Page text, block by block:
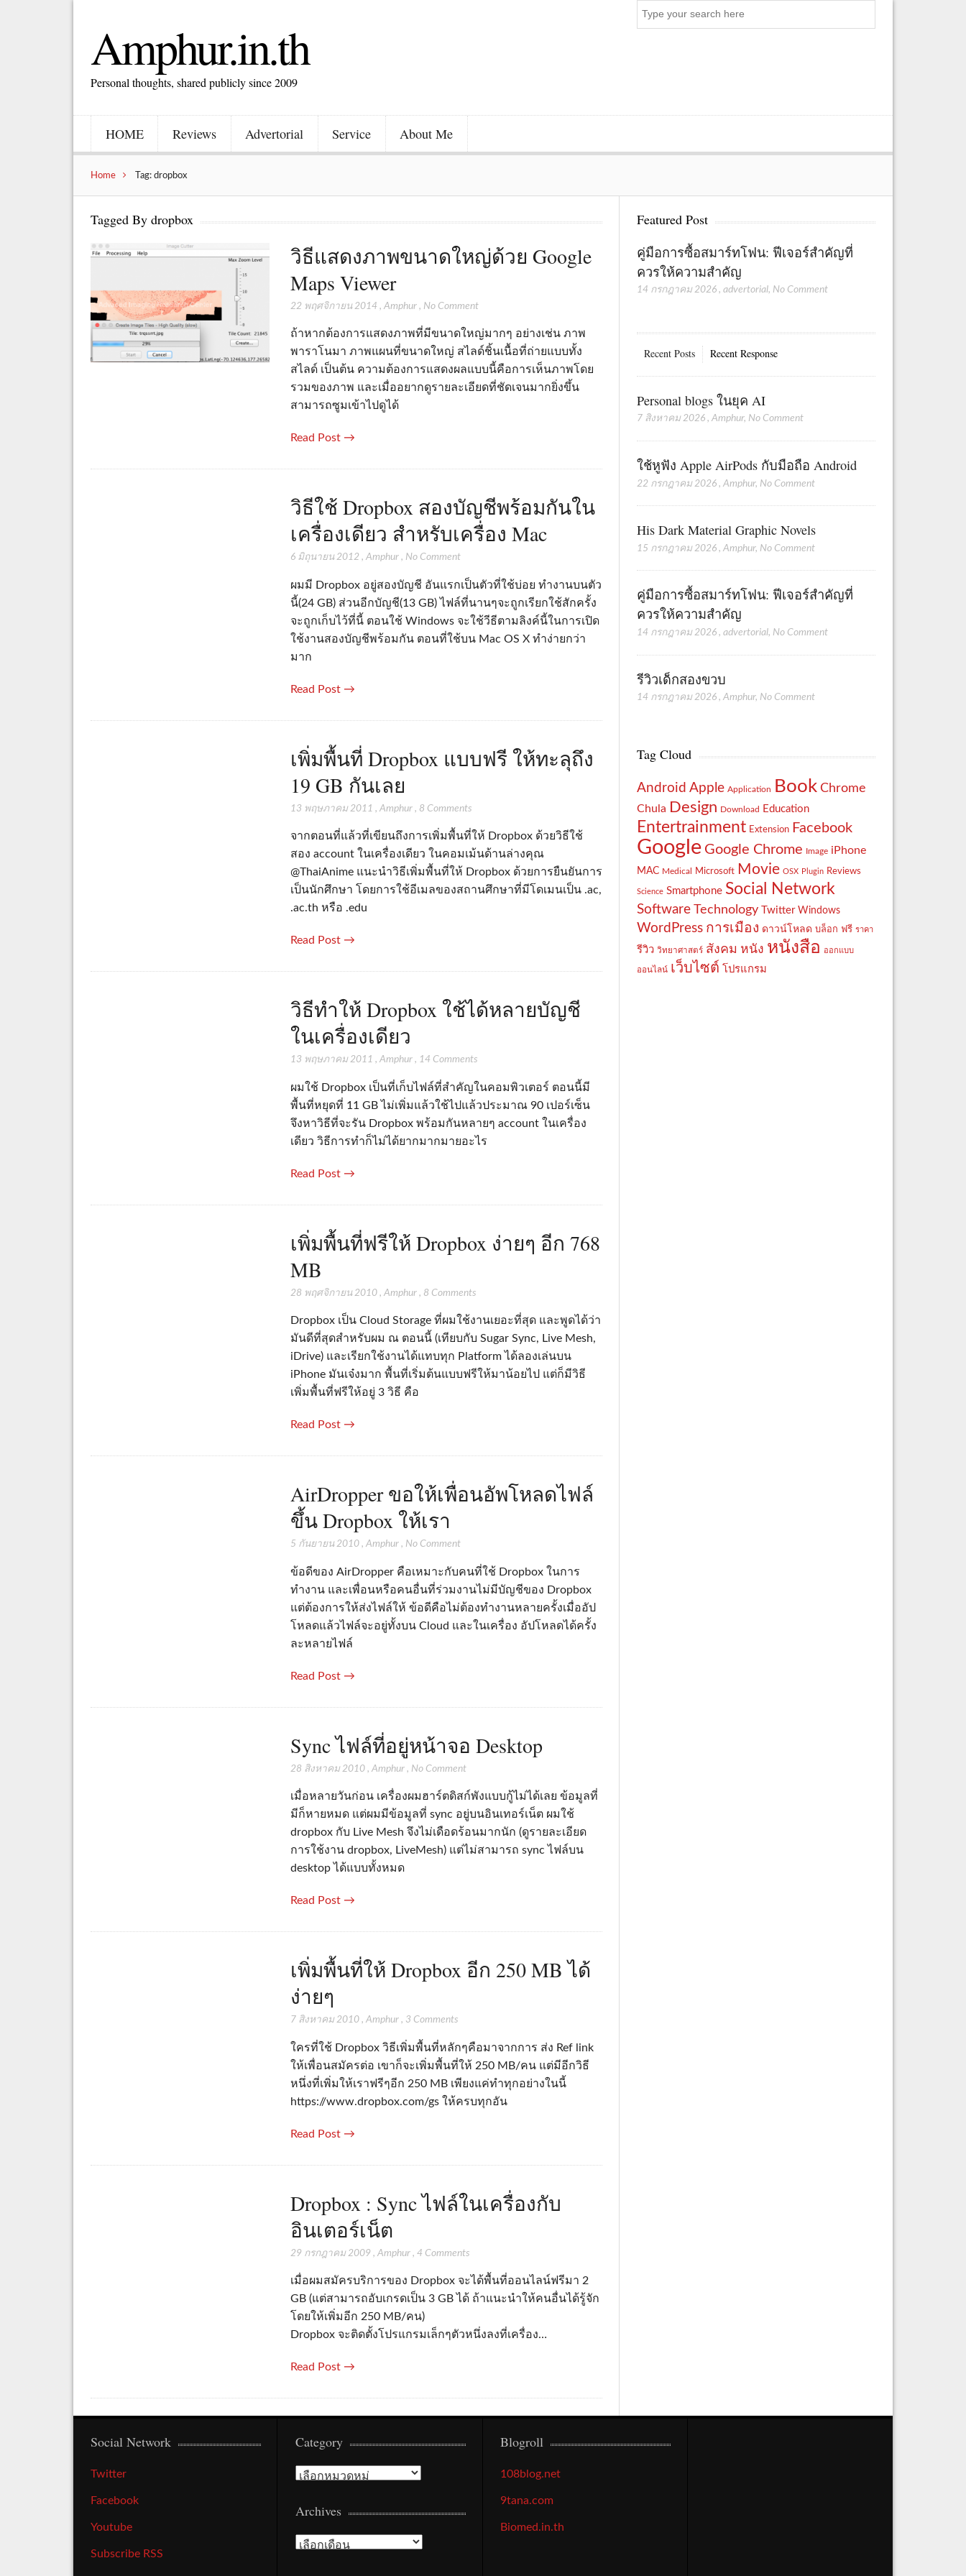
Amphur.in.th
Personal thoughts, shared publicly since 2009
HOME Reviews Advertorial Service About Me
Home Tag: dropbox
Tagged By dropbox
วิธีแสดงภาพขนาดใหญ่ด้วย Google
Maps Viewer
22 พฤศจิกายน 2014 , Amphur, No Comment
ถ้าหากต้องการแสดงภาพที่มีขนาดใหญ่มากๆ อย่างเช่น ภาพ
พาราโนมา ภาพแผนที่ขนาดใหญ่ สไลด์ชิ้นเนื้อที่ถ่ายแบบทั้ง
สไลด์ เป็นต้น ความต้องการแสดงผลแบบนี้คือการเห็นภาพโดย
รวมของภาพ และเมื่ออยากดูรายละเอียดที่ชัดเจนมากยิ่งขึ้น
สามารถซูมเข้าไปดูได้
Read Post →
วิธีใช้ Dropbox สองบัญชีพร้อมกันใน
เครื่องเดียว สำหรับเครื่อง Mac
6 มิถุนายน 2012 , Amphur, No Comment
ผมมี Dropbox อยู่สองบัญชี อันแรกเป็นตัวที่ใช้บ่อย ทำงานบนตัว
นี้(24 GB) ส่วนอีกบัญชี(13 GB) ไฟล์ที่นานๆจะถูกเรียกใช้สักครั้ง
จะถูกเก็บไว้ที่นี้ ตอนใช้ Windows จะใช้วีธีตามลิงค์นี้ในการเปิด
ใช้งานสองบัญชีพร้อมกัน ตอนที่ใช้บน Mac OS X ทำง่ายกว่า
มาก
Read Post →
เพิ่มพื้นที่ Dropbox แบบฟรี ให้ทะลุถึง
19 GB กันเลย
13 พฤษภาคม 2011 , Amphur, 8 Comments
จากตอนที่แล้วที่เขียนถึงการเพิ่มพื้นที่ให้ Dropbox ด้วยวิธีใช้
สอง account ในเครื่องเดียว ในคอมเม้นด้านล่างคุณ
@ThaiAnime แนะนำวิธีเพิ่มพื้นที่ให้ Dropbox ด้วยการยืนยันการ
เป็นนักศึกษา โดยการใช้อีเมลของสถานศึกษาที่มีโดเมนเป็น .ac,
.ac.th หรือ .edu
Read Post →
วิธีทำให้ Dropbox ใช้ได้หลายบัญชี
ในเครื่องเดียว
13 พฤษภาคม 2011 , Amphur, 14 Comments
ผมใช้ Dropbox เป็นที่เก็บไฟล์ที่สำคัญในคอมพิวเตอร์ ตอนนี้มี
พื้นที่หยุดที่ 11 GB ไม่เพิ่มแล้วใช้ไปแล้วประมาณ 90 เปอร์เซ็น
จึงหาวิธีที่จะรัน Dropbox พร้อมกันหลายๆ account ในเครื่อง
เดียว วิธีการทำก็ไม่ได้ยากมากมายอะไร
Read Post →
เพิ่มพื้นที่ฟรีให้ Dropbox ง่ายๆ อีก 768
MB
28 พฤศจิกายน 2010, Amphur, 8 Comments
Dropbox เป็น Cloud Storage ที่ผมใช้งานเยอะที่สุด และพูดได้ว่า
มันดีที่สุดสำหรับผม ณ ตอนนี้ (เทียบกับ Sugar Sync, Live Mesh,
iDrive) และเรียกใช้งานได้แทบทุก Platform ได้ลองเล่นบน
iPhone มันเจ๋งมาก พื้นที่เริ่มต้นแบบฟรีให้มาน้อยไป แต่ก็มีวิธี
เพิ่มพื้นที่ฟรีให้อยู่ 3 วิธี คือ
Read Post →
AirDropper ขอให้เพื่อนอัพโหลดไฟล์
ขึ้น Dropbox ให้เรา
5 กันยายน 2010, Amphur, No Comment
ข้อดีของ AirDropper คือเหมาะกับคนที่ใช้ Dropbox ในการ
ทำงาน และเพื่อนหรือคนอื่นที่ร่วมงานไม่มีบัญชีของ Dropbox
แต่ต้องการให้ส่งไฟล์ให้ ข้อดีคือไม่ต้องทำงานหลายครั้งเมื่ออัป
โหลดแล้วไฟล์จะอยู่ทั้งบน Cloud และในเครื่อง อัปโหลดได้ครั้ง
ละหลายไฟล์
Read Post →
Sync ไฟล์ที่อยู่หน้าจอ Desktop
28 สิงหาคม 2010, Amphur, No Comment
เมื่อหลายวันก่อน เครื่องผมฮาร์ตดิสก์พังแบบกู้ไม่ได้เลย ข้อมูลที่
มีก็หายหมด แต่ผมมีข้อมูลที่ sync อยู่บนอินเทอร์เน็ต ผมใช้
dropbox กับ Live Mesh จึงไม่เดือดร้อนมากนัก (ดูรายละเอียด
การใช้งาน dropbox, LiveMesh) แต่ไม่สามารถ sync ไฟล์บน
desktop ได้แบบทั้งหมด
Read Post →
เพิ่มพื้นที่ให้ Dropbox อีก 250 MB ได้
ง่ายๆ
7 สิงหาคม 2010, Amphur, 3 Comments
ใครที่ใช้ Dropbox วิธีเพิ่มพื้นที่หลักๆคือมาจากการ ส่ง Ref link
ให้เพื่อนสมัครต่อ เขาก็จะเพิ่มพื้นที่ให้ 250 MB/คน แต่มีอีกวิธี
หนึ่งที่เพิ่มให้เราฟรีๆอีก 250 MB เพียงแค่ทำทุกอย่างในนี้
https://www.dropbox.com/gs ให้ครบทุกอัน
Read Post →
Dropbox : Sync ไฟล์ในเครื่องกับ
อินเตอร์เน็ต
29 กรกฎาคม 2009 , Amphur, 4 Comments
เมื่อผมสมัครบริการของ Dropbox จะได้พื้นที่ออนไลน์ฟรีมา 2
GB (แต่สามารถอับเกรดเป็น 3 GB ได้ ถ้าแนะนำให้คนอื่นได้รู้จัก
โดยให้เพิ่มอีก 250 MB/คน)
Dropbox จะติดตั้งโปรแกรมเล็กๆตัวหนึ่งลงที่เครื่อง…
Read Post →
Featured Post
คู่มือการซื้อสมาร์ทโฟน: ฟีเจอร์สำคัญที่
ควรให้ความสำคัญ
14 กรกฎาคม 2026 ,advertorial, No Comment
Recent Posts Recent Response
Personal blogs ในยุค AI
7 สิงหาคม 2026 ,Amphur, No Comment
ใช้หูฟัง Apple AirPods กับมือถือ Android
22 กรกฎาคม 2026 ,Amphur, No Comment
His Dark Material Graphic Novels
15 กรกฎาคม 2026 ,Amphur, No Comment
คู่มือการซื้อสมาร์ทโฟน: ฟีเจอร์สำคัญที่
ควรให้ความสำคัญ
14 กรกฎาคม 2026 ,advertorial, No Comment
รีวิวเด็กสองขวบ
14 กรกฎาคม 2026 ,Amphur, No Comment
Tag Cloud
Android Apple Application Book Chrome
Chula Design Download Education
Entertrainment Extension Facebook
Google Google Chrome Image iPhone
MAC Medical Microsoft Movie OSX Plugin Reviews
Science Smartphone Social Network
Software Technology Twitter Windows
WordPress การเมือง ดาวน์โหลด บล็อก ฟรี ราคา
รีวิว วิทยาศาสตร์ สังคม หนัง หนังสือ ออกแบบ
ออนไลน์ เว็บไซต์ โปรแกรม
Social Network
Twitter
Facebook
Youtube
Subscribe RSS
Category
Category
Archives
Archives
Blogroll
108blog.net
9tana.com
Biomed.in.th